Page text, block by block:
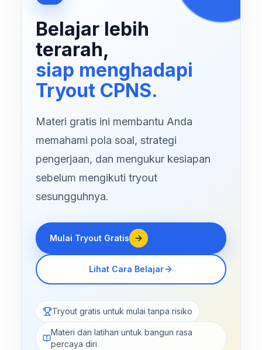
Belajar lebih
terarah,
siap menghadapi
Tryout CPNS.
Materi gratis ini membantu Anda
memahami pola soal, strategi
pengerjaan, dan mengukur kesiapan
sebelum mengikuti tryout
sesungguhnya.
Mulai Tryout Gratis
Lihat Cara Belajar
Tryout gratis untuk mulai tanpa risiko
Materi dan latihan untuk bangun rasa
percaya diri